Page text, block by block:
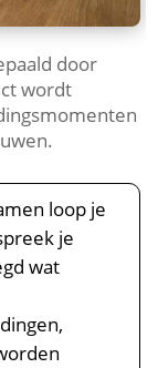
door
wordt
loop je
je
wat